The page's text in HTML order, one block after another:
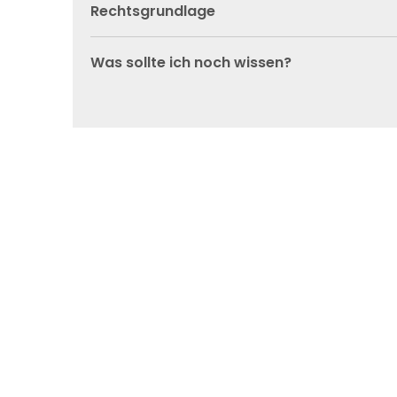
Rechtsgrundlage
Was sollte ich noch wissen?